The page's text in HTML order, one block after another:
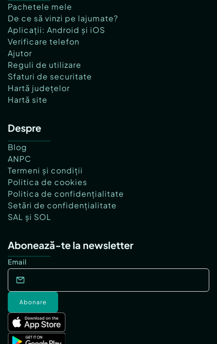
Pachetele mele
De ce să vinzi pe lajumate?
Aplicații: Android și iOS
Verificare telefon
Ajutor
Reguli de utilizare
Sfaturi de securitate
Hartă județelor
Hartă site
Despre
Blog
ANPC
Termeni și condiții
Politica de cookies
Politica de confidențialitate
Setări de confidențialitate
SAL și SOL
Abonează-te la newsletter
Email
Abonare